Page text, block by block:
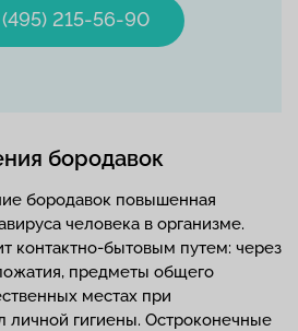
(495) 215-56-90
бородавок
бородавок повышенная
человека в организме.
контактно-бытовым путем: через
предметы общего
местах при
личной гигиены. Остроконечные